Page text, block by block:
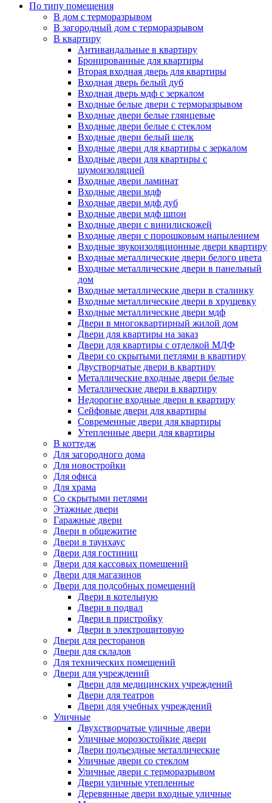
По типу помещения
В дом с терморазрывом
В загородный дом с терморазрывом
В квартиру
Антивандальные в квартиру
Бронированные для квартиры
Вторая входная дверь для квартиры
Входная дверь белый дуб
Входная дверь мдф с зеркалом
Входные белые двери с терморазрывом
Входные двери белые глянцевые
Входные двери белые с стеклом
Входные двери белый шелк
Входные двери для квартиры с зеркалом
Входные двери для квартиры с
шумоизоляцией
Входные двери ламинат
Входные двери мдф
Входные двери мдф дуб
Входные двери мдф шпон
Входные двери с винилискожей
Входные двери с порошковым напылением
Входные звукоизоляционные двери квартиру
Входные металлические двери белого цвета
Входные металлические двери в панельный
дом
Входные металлические двери в сталинку
Входные металлические двери в хрущевку
Входные металлические двери мдф
Двери в многоквартирный жилой дом
Двери для квартиры на заказ
Двери для квартиры с отделкой МДФ
Двери со скрытыми петлями в квартиру
Двустворчатые двери в квартиру
Металлические входные двери белые
Металлические двери в квартиру
Недорогие входные двери в квартиру
Сейфовые двери для квартиры
Современные двери для квартиры
Утепленные двери для квартиры
В коттедж
Для загородного дома
Для новостройки
Для офиса
Для храма
Со скрытыми петлями
Этажные двери
Гаражные двери
Двери в общежитие
Двери в таунхаус
Двери для гостиниц
Двери для кассовых помещений
Двери для магазинов
Двери для подсобных помещений
Двери в котельную
Двери в подвал
Двери в пристройку
Двери в электрощитовую
Двери для ресторанов
Двери для складов
Для технических помещений
Двери для учреждений
Двери для медицинских учреждений
Двери для театров
Двери для учебных учреждений
Уличные
Двухстворчатые уличные двери
Уличные морозостойкие двери
Двери подъездные металлические
Уличные двери со стеклом
Уличные двери с терморазрывом
Двери уличные утепленные
Деревянные двери входные уличные